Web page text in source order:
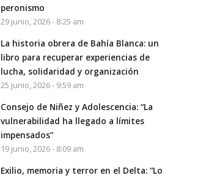
peronismo
29 junio, 2026 - 8:25 am
La historia obrera de Bahía Blanca: un
libro para recuperar experiencias de
lucha, solidaridad y organización
25 junio, 2026 - 9:59 am
Consejo de Niñez y Adolescencia: “La
vulnerabilidad ha llegado a límites
impensados”
19 junio, 2026 - 8:09 am
Exilio, memoria y terror en el Delta: “Lo